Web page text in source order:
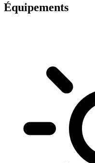
Équipements